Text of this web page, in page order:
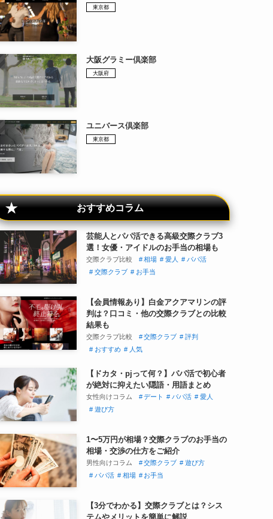
東京都
大阪グラミー倶楽部
大阪府
ユニバース倶楽部
東京都
おすすめコラム
芸能人とパパ活できる高級交際クラブ3
選！女優・アイドルのお手当の相場も
交際クラブ比較 相場 愛人
パパ活
交際クラブ
お手当
【会員情報あり】白金アクアマリンの評
判は？口コミ・他の交際クラブとの比較
結果も
交際クラブ比較 交際クラブ
評判
おすすめ
人気
【ドカタ・pjって何？】パパ活で初心者
が絶対に抑えたい隠語・用語まとめ
女性向けコラム デート パパ活
愛人
遊び方
1〜5万円が相場？交際クラブのお手当の
相場・交渉の仕方をご紹介
男性向けコラム 交際クラブ
遊び方
パパ活
相場 お手当
【3分でわかる】交際クラブとは？シス
テムやメリットを簡単に解説